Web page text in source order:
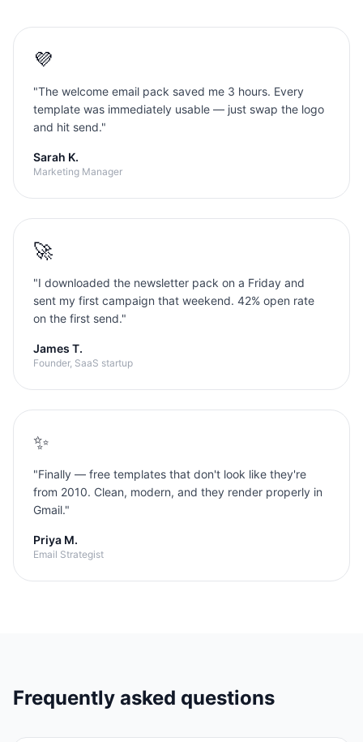
💜
"The welcome email pack saved me 3 hours. Every
template was immediately usable — just swap the logo
and hit send."
Sarah K.
Marketing Manager
🚀
"I downloaded the newsletter pack on a Friday and
sent my first campaign that weekend. 42% open rate
on the first send."
James T.
Founder, SaaS startup
✨
"Finally — free templates that don't look like they're
from 2010. Clean, modern, and they render properly in
Gmail."
Priya M.
Email Strategist
Frequently asked questions